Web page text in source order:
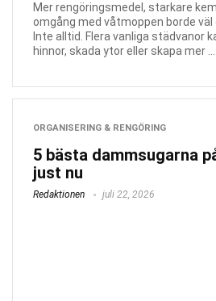
Mer rengöringsmedel, starkare
omgång med våtmoppen borde
Inte alltid. Flera vanliga städvanor
hinnor, skada ytor eller skapa mer ...
ORGANISERING & RENGÖRING
5 bästa dammsugarna
just nu
Redaktionen juli 22, 2026